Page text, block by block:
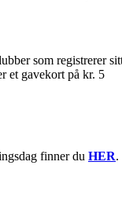
som registrerer
et gavekort på kr. 5
finner du HER.